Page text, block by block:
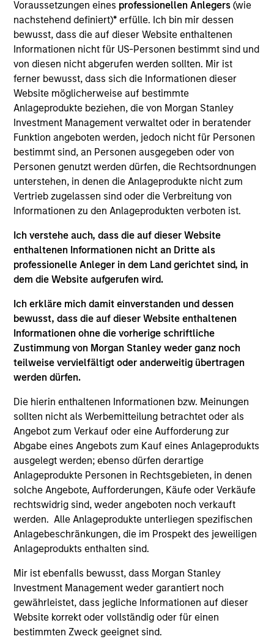
Voraussetzungen eines professionellen Anlegers(wie
nachstehend definiert)* erfülle. Ich bin mir dessen
bewusst, dass die auf dieser Website enthaltenen
Informationen nicht für US-Personen bestimmt sind und
von diesen nicht abgerufen werden sollten. Mir ist
ferner bewusst, dass sich die Informationen dieser
Website möglicherweise auf bestimmte
Anlageprodukte beziehen, die von Morgan Stanley
Investment Management verwaltet oder in beratender
Funktion angeboten werden, jedoch nicht für Personen
bestimmt sind, an Personen ausgegeben oder von
Personen genutzt werden dürfen, die Rechtsordnungen
unterstehen, in denen die Anlageprodukte nicht zum
Vertrieb zugelassen sind oder die Verbreitung von
Informationen zu den Anlageprodukten verboten ist.
Ich verstehe auch, dass die auf dieser Website
enthaltenen Informationen nicht an Dritte als
professionelle Anleger in dem Land gerichtet sind, in
dem die Website aufgerufen wird.
Ich erkläre mich damit einverstanden und dessen
bewusst, dass die auf dieser Website enthaltenen
Informationen ohne die vorherige schriftliche
Zustimmung von Morgan Stanley weder ganz noch
teilweise vervielfältigt oder anderweitig übertragen
werden dürfen.
Die hierin enthaltenen Informationen bzw. Meinungen
sollten nicht als Werbemitteilung betrachtet oder als
Angebot zum Verkauf oder eine Aufforderung zur
Abgabe eines Angebots zum Kauf eines Anlageprodukts
ausgelegt werden; ebenso dürfen derartige
Anlageprodukte Personen in Rechtsgebieten, in denen
solche Angebote, Aufforderungen, Käufe oder Verkäufe
rechtswidrig sind, weder angeboten noch verkauft
werden. Alle Anlageprodukte unterliegen spezifischen
Anlagebeschränkungen, die im Prospekt des jeweiligen
Anlageprodukts enthalten sind.
Mir ist ebenfalls bewusst, dass Morgan Stanley
Investment Management weder garantiert noch
gewährleistet, dass jegliche Informationen auf dieser
Website korrekt oder vollständig oder für einen
bestimmten Zweck geeignet sind.
Nikhil Vaidya is a Executive Director at Morgan
Stanley and is a member of the Morgan Stanley
Private Credit team, where he focuses on
originating and underwriting investment
opportunities. Mr. Vaidya joined Morgan Stanley in
2021 and has over seven years of relevant industry
experience. Prior to joining Morgan Stanley, Mr.
Vaidya worked at The Carlyle Group, most recently
as a Vice President within the Direct Lending team,
where he was responsible for originating,
structuring, and executing private credit
investments across various industries. Prior to
joining The Carlyle Group, Mr. Vaidya worked for the
Finance team at BNP Paribas, where he was
focused on underwriting private equity sponsored
transactions. Mr. Vaidya earned a Honors in
Business Administration from the Richard Ivey
School of Business at the University of the Western
Ontario, as well as a B.A. in Financial Economics
from the University of Western Ontario.
ARTICLE
Private Credit Market Monitor - Q2
2026
Timely insights on the private credit landscape,
exploring the trends, market developments,